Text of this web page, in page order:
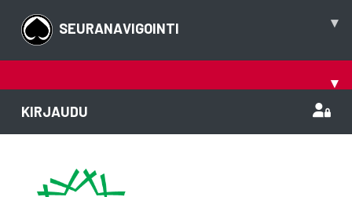
SEURANAVIGOINTI ▾
▾
KIRJAUDU